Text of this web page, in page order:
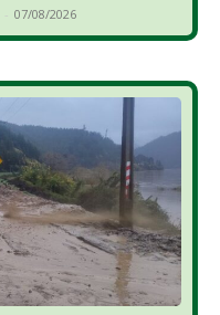
- 07/08/2026